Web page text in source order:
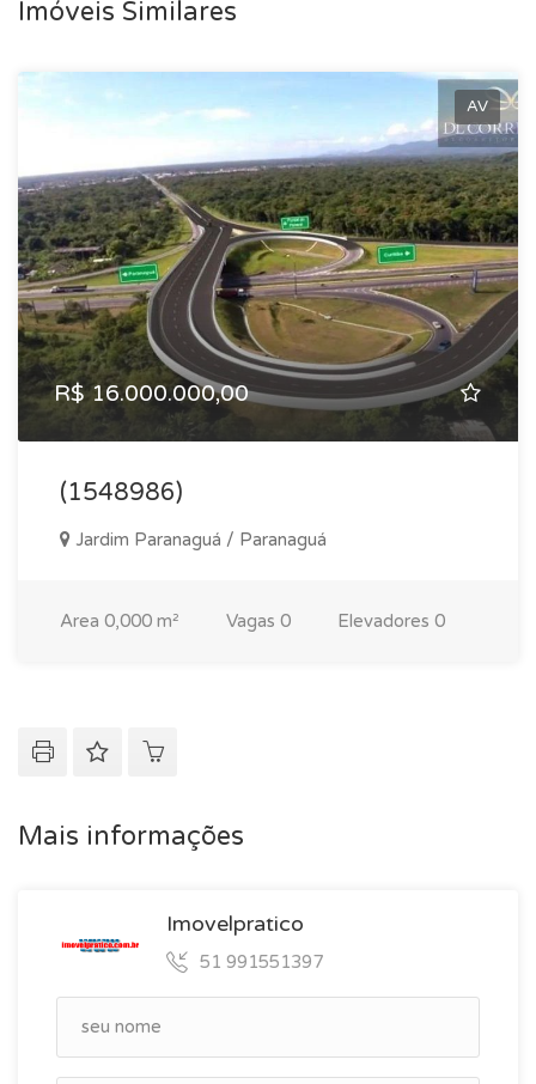
Imóveis Similares
AV
R$ 16.000.000,00
(1548986)
Jardim Paranaguá / Paranaguá
Area 0,000 m² Vagas 0 Elevadores 0
Mais informações
Imovelpratico
51 991551397